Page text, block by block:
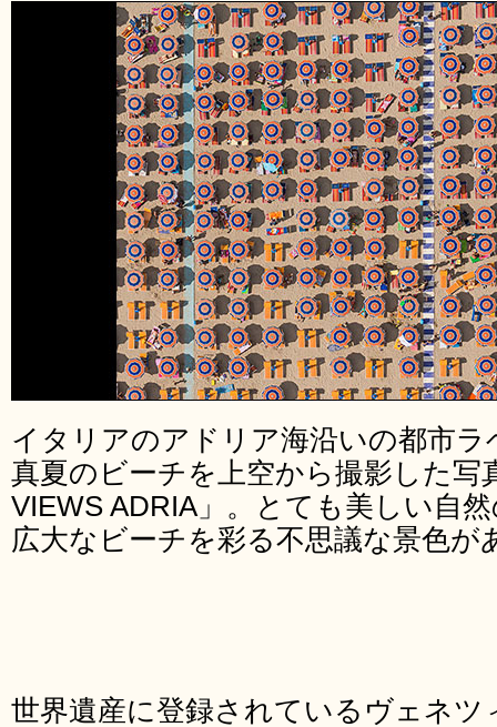
イタリアのアドリア海沿いの都市
真夏のビーチを上空から撮影した写
VIEWS ADRIA」。とても美しい自
広大なビーチを彩る不思議な景色が
世界遺産に登録されているヴェネ